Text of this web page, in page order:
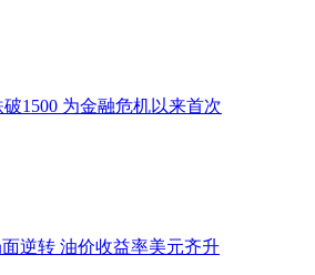
1500 为金融危机以来首次
逆转 油价收益率美元齐升